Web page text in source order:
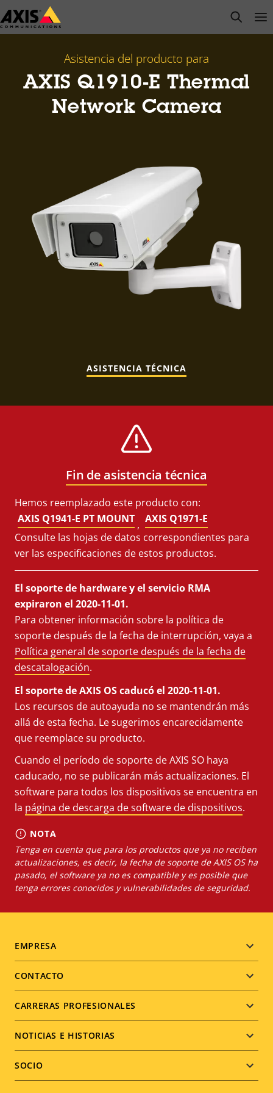
Saltar
al
open
Asistencia del producto para
AXIS Q1910-E Thermal
Network Camera
ASISTENCIA TÉCNICA
Fin de asistencia técnica
Hemos reemplazado este producto con:
AXIS Q1941-E PT MOUNT , AXIS Q1971-E
Consulte las hojas de datos correspondientes para
ver las especificaciones de estos productos.
El soporte de hardware y el servicio RMA
expiraron el 2020-11-01.
Para obtener información sobre la política de
soporte después de la fecha de interrupción, vaya a
Política general de soporte después de la fecha de
descatalogación.
El soporte de AXIS OS caducó el 2020-11-01.
Los recursos de autoayuda no se mantendrán más
allá de esta fecha. Le sugerimos encarecidamente
que reemplace su producto.
Cuando el período de soporte de AXIS SO haya
caducado, no se publicarán más actualizaciones. El
software para todos los dispositivos se encuentra en
la página de descarga de software de dispositivos.
NOTA
Tenga en cuenta que para los productos que ya no reciben
actualizaciones, es decir, la fecha de soporte de AXIS OS ha
pasado, el software ya no es compatible y es posible que
tenga errores conocidos y vulnerabilidades de seguridad.
Footer
menu
EMPRESA
CONTACTO
CARRERAS PROFESIONALES
NOTICIAS E HISTORIAS
SOCIO